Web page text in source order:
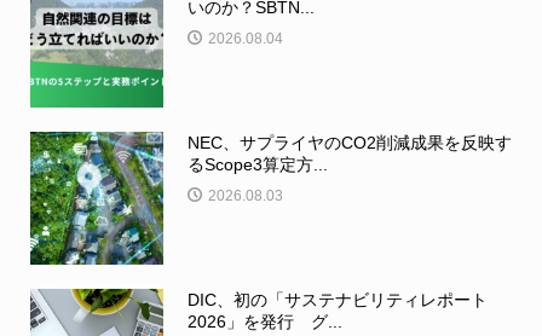
いのか？SBTN...
2026.08.04
NEC、サプライヤのCO2削減成果を反映す
るScope3算定方...
2026.08.03
DIC、初の「サステナビリティレポート
2026」を発行 グ...